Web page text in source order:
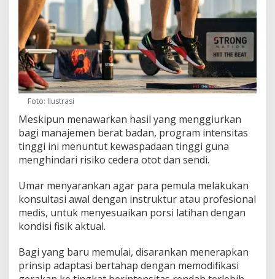
Foto: Ilustrasi
Meskipun menawarkan hasil yang menggiurkan
bagi manajemen berat badan, program intensitas
tinggi ini menuntut kewaspadaan tinggi guna
menghindari risiko cedera otot dan sendi.
Umar menyarankan agar para pemula melakukan
konsultasi awal dengan instruktur atau profesional
medis, untuk menyesuaikan porsi latihan dengan
kondisi fisik aktual.
Bagi yang baru memulai, disarankan menerapkan
prinsip adaptasi bertahap dengan memodifikasi